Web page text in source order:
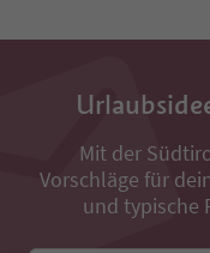
Mit der
Vorschläge für
und typische